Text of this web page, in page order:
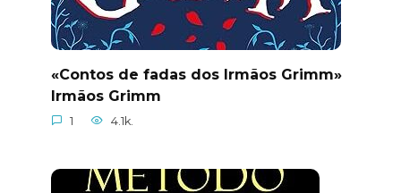
«Contos de fadas dos Irmãos Grimm»
Irmãos Grimm
1 4.1k.